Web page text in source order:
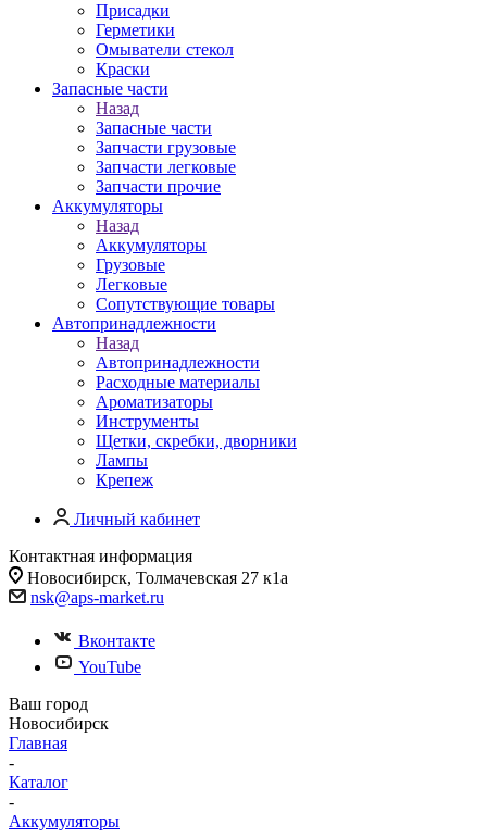
Присадки
Герметики
Омыватели стекол
Краски
Запасные части
Назад
Запасные части
Запчасти грузовые
Запчасти легковые
Запчасти прочие
Аккумуляторы
Назад
Аккумуляторы
Грузовые
Легковые
Сопутствующие товары
Автопринадлежности
Назад
Автопринадлежности
Расходные материалы
Ароматизаторы
Инструменты
Щетки, скребки, дворники
Лампы
Крепеж
Личный кабинет
Контактная информация
Новосибирск, Толмачевская 27 к1а
nsk@aps-market.ru
Вконтакте
YouTube
Ваш город
Новосибирск
Главная
-
Каталог
-
Аккумуляторы